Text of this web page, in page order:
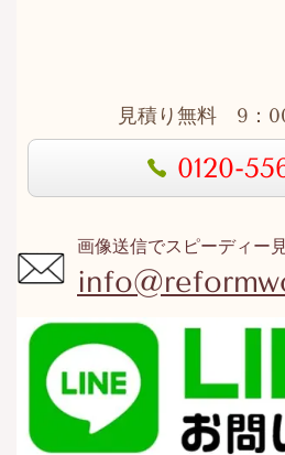
見積り無料 9：
0120-
画像送信でスピーディー